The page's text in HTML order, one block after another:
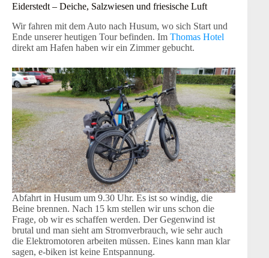
Eiderstedt – Deiche, Salzwiesen und friesische Luft
Wir fahren mit dem Auto nach Husum, wo sich Start und
Ende unserer heutigen Tour befinden. Im Thomas Hotel
direkt am Hafen haben wir ein Zimmer gebucht.
Abfahrt in Husum um 9.30 Uhr. Es ist so windig, die
Beine brennen. Nach 15 km stellen wir uns schon die
Frage, ob wir es schaffen werden. Der Gegenwind ist
brutal und man sieht am Stromverbrauch, wie sehr auch
die Elektromotoren arbeiten müssen. Eines kann man klar
sagen, e-biken ist keine Entspannung.